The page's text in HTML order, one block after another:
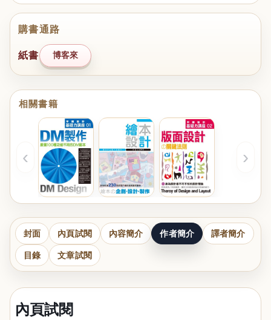
購書通路
紙書 博客來
相關書籍
‹ ›
封面 內頁試閱 內容簡介 作者簡介 譯者簡介
目錄 文章試閱
內頁試閱